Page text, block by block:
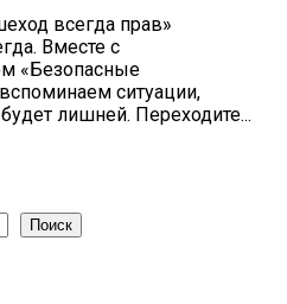
всегда прав»
Вместе с
«Безопасные
ситуации,
лишней. Переходите...
Поиск